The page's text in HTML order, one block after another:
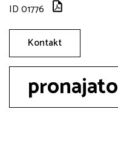
ID 01776
Kontakt
pronajato